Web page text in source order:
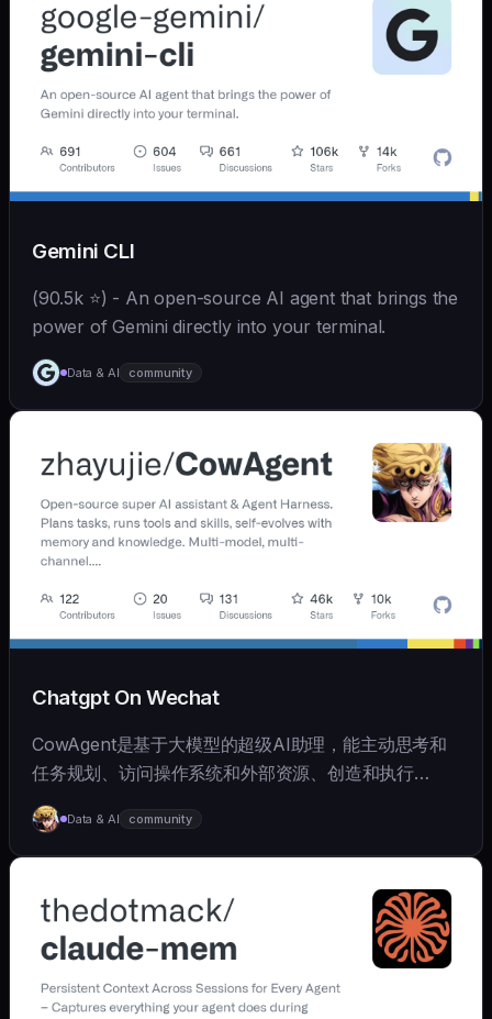
Gemini CLI
(90.5k ⭐) - An open-source AI agent that brings the
power of Gemini directly into your terminal.
Data & AI community
Chatgpt On Wechat
CowAgent是基于大模型的超级AI助理，能主动思考和
任务规划、访问操作系统和外部资源、创造和执行
Skills、拥有长期记忆并不断成长，比OpenClaw更轻量
和便捷。同时支持微信、飞书、钉钉、企微、QQ、公众
号、网页等接入，可选择
Qwen/GLM/Kimi/LinkAI，能处理文本、语音、图片和
文件，可快速搭建个人AI助理和企业数字员工。
Data & AI community